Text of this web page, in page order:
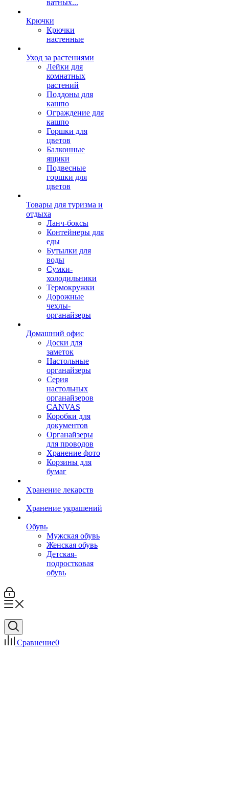
ватных...
Крючки
Крючки
настенные
Уход за растениями
Лейки для
комнатных
растений
Поддоны для
кашпо
Ограждение для
кашпо
Горшки для
цветов
Балконные
ящики
Подвесные
горшки для
цветов
Товары для туризма и
отдыха
Ланч-боксы
Контейнеры для
еды
Бутылки для
воды
Сумки-
холодильники
Термокружки
Дорожные
чехлы-
органайзеры
Домашний офис
Доски для
заметок
Настольные
органайзеры
Серия
настольных
органайзеров
CANVAS
Коробки для
документов
Органайзеры
для проводов
Хранение фото
Корзины для
бумаг
Хранение лекарств
Хранение украшений
Обувь
Мужская обувь
Женская обувь
Детская-
подростковая
обувь
Сравнение0